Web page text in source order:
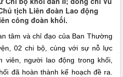
tịch Liên đoàn Lao động
công đoàn khối.
và chỉ đạo của Ban Thường
02 chi bộ, cùng với sự nỗ lực
viên, người lao động trong khối,
đã hoàn thành kế hoạch đề ra.